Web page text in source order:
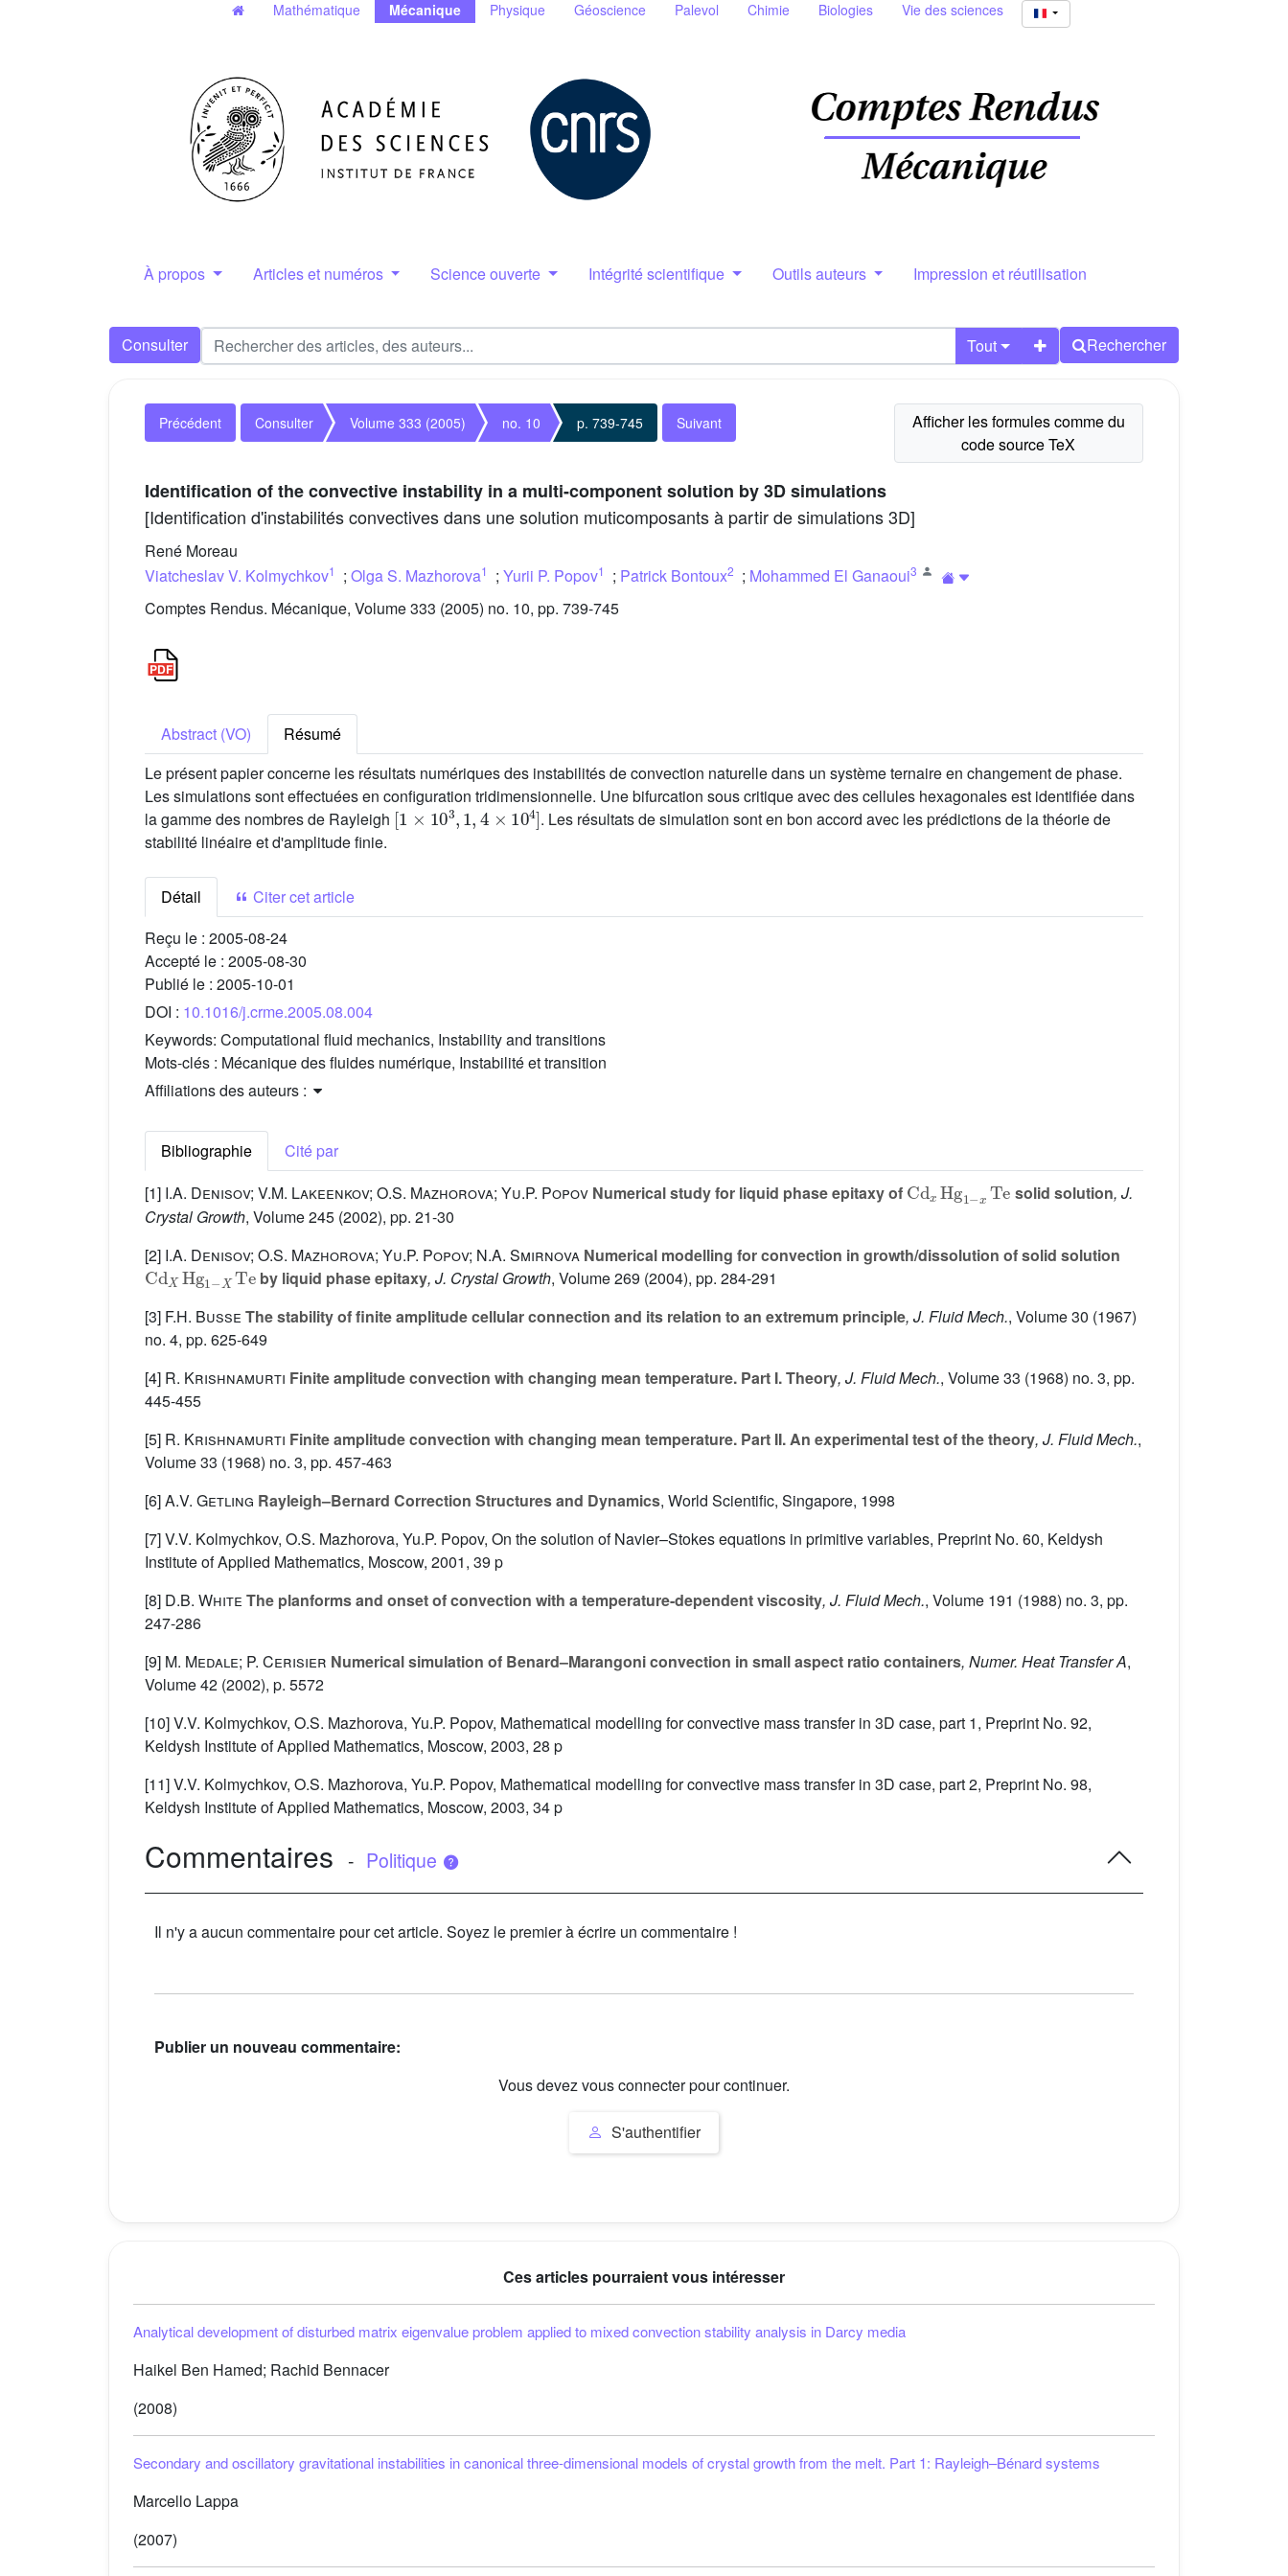
Mathématique Mécanique Physique Géoscience Palevol Chimie Biologies Vie des sciences
À propos Articles et numéros Science ouverte Intégrité scientifique Outils auteurs Impression et réutilisation
Consulter Tout Rechercher
Précédent Consulter Volume 333 (2005) no. 10 p. 739-745 Suivant
Identification of the convective instability in a multi-component solution by 3D simulations
[Identification d'instabilités convectives dans une solution muticomposants à partir de simulations 3D]
René Moreau
Viatcheslav V. Kolmychkov1 ; Olga S. Mazhorova1 ; Yurii P. Popov1 ; Patrick Bontoux2 ; Mohammed El Ganaoui3
Comptes Rendus. Mécanique, Volume 333 (2005) no. 10, pp. 739-745
Abstract (VO)
Résumé
Le présent papier concerne les résultats numériques des instabilités de convection naturelle dans un système ternaire en changement de phase.
Les simulations sont effectuées en configuration tridimensionnelle. Une bifurcation sous critique avec des cellules hexagonales est identifiée dans
la gamme des nombres de Rayleigh
[1×103,1, 4×104]
. Les résultats de simulation sont en bon accord avec les prédictions de la théorie de
stabilité linéaire et d'amplitude finie.
Détail
Citer cet article
Reçu le : 2005-08-24
Accepté le : 2005-08-30
Publié le : 2005-10-01
DOI : 10.1016/j.crme.2005.08.004
Keywords: Computational fluid mechanics, Instability and transitions
Mots-clés : Mécanique des fluides numérique, Instabilité et transition
Affiliations des auteurs :
Bibliographie
Cité par
[1] I.A. Denisov; V.M. Lakeenkov; O.S. Mazhorova; Yu.P. Popov Numerical study for liquid phase epitaxy of
CdxHg1−xTe
solid solution, J.
Crystal Growth, Volume 245 (2002), pp. 21-30
[2] I.A. Denisov; O.S. Mazhorova; Yu.P. Popov; N.A. Smirnova Numerical modelling for convection in growth/dissolution of solid solution
CdXHg1−XTe
by liquid phase epitaxy, J. Crystal Growth, Volume 269 (2004), pp. 284-291
[3] F.H. Busse The stability of finite amplitude cellular connection and its relation to an extremum principle, J. Fluid Mech., Volume 30 (1967)
no. 4, pp. 625-649
[4] R. Krishnamurti Finite amplitude convection with changing mean temperature. Part I. Theory, J. Fluid Mech., Volume 33 (1968) no. 3, pp.
445-455
[5] R. Krishnamurti Finite amplitude convection with changing mean temperature. Part II. An experimental test of the theory, J. Fluid Mech.,
Volume 33 (1968) no. 3, pp. 457-463
[6]A.V. Getling Rayleigh–Bernard Correction Structures and Dynamics, World Scientific, Singapore, 1998
[7] V.V. Kolmychkov, O.S. Mazhorova, Yu.P. Popov, On the solution of Navier–Stokes equations in primitive variables, Preprint No. 60, Keldysh
Institute of Applied Mathematics, Moscow, 2001, 39 p
[8] D.B. White The planforms and onset of convection with a temperature-dependent viscosity, J. Fluid Mech., Volume 191 (1988) no. 3, pp.
247-286
[9] M. Medale; P. Cerisier Numerical simulation of Benard–Marangoni convection in small aspect ratio containers, Numer. Heat Transfer A,
Volume 42 (2002), p. 5572
[10] V.V. Kolmychkov, O.S. Mazhorova, Yu.P. Popov, Mathematical modelling for convective mass transfer in 3D case, part 1, Preprint No. 92,
Keldysh Institute of Applied Mathematics, Moscow, 2003, 28 p
[11] V.V. Kolmychkov, O.S. Mazhorova, Yu.P. Popov, Mathematical modelling for convective mass transfer in 3D case, part 2, Preprint No. 98,
Keldysh Institute of Applied Mathematics, Moscow, 2003, 34 p
Commentaires - Politique
Il n'y a aucun commentaire pour cet article. Soyez le premier à écrire un commentaire !
Publier un nouveau commentaire:
Vous devez vous connecter pour continuer.
S'authentifier
Ces articles pourraient vous intéresser
Analytical development of disturbed matrix eigenvalue problem applied to mixed convection stability analysis in Darcy media
Haikel Ben Hamed; Rachid Bennacer
(2008)
Secondary and oscillatory gravitational instabilities in canonical three-dimensional models of crystal growth from the melt. Part 1: Rayleigh–Bénard systems
Marcello Lappa
(2007)